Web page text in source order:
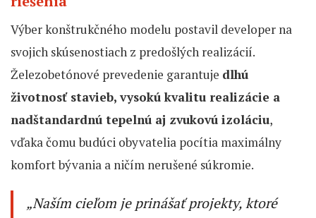
Výber konštrukčného modelu postavil developer na
svojich skúsenostiach z predošlých realizácií.
Železobetónové prevedenie garantuje dlhú
životnosť stavieb, vysokú kvalitu realizácie a
nadštandardnú tepelnú aj zvukovú izoláciu,
vďaka čomu budúci obyvatelia pocítia maximálny
komfort bývania a ničím nerušené súkromie.
„Naším cieľom je prinášať projekty, ktoré